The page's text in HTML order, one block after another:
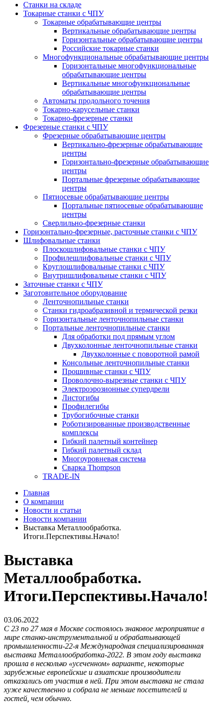
Станки на складе
Токарные станки с ЧПУ
Токарные обрабатывающие центры
Вертикальные обрабатывающие центры
Горизонтальные обрабатывающие центры
Российские токарные станки
Многофункциональные обрабатывающие центры
Горизонтальные многофункциональные
обрабатывающие центры
Вертикальные многофункциональные
обрабатывающие центры
Автоматы продольного точения
Токарно-карусельные станки
Токарно-фрезерные станки
Фрезерные станки с ЧПУ
Фрезерные обрабатывающие центры
Вертикально-фрезерные обрабатывающие
центры
Горизонтально-фрезерные обрабатывающие
центры
Портальные фрезерные обрабатывающие
центры
Пятиосевые обрабатывающие центры
Портальные пятиосевые обрабатывающие
центры
Сверлильно-фрезерные станки
Горизонтально-фрезерные, расточные станки с ЧПУ
Шлифовальные станки
Плоскошлифовальные станки с ЧПУ
Профилешлифовальные станки с ЧПУ
Круглошлифовальные станки с ЧПУ
Внутришлифовальные станки с ЧПУ
Заточные станки с ЧПУ
Заготовительное оборудование
Ленточнопильные станки
Станки гидроабразивной и термической резки
Горизонтальные ленточнопильные станки
Портальные ленточнопильные станки
Для обработки под прямым углом
Двухколонные ленточнопильные станки
Двухколонные с поворотной рамой
Консольные ленточнопильные станки
Прошивные станки с ЧПУ
Проволочно-вырезные станки с ЧПУ
Электроэрозионные супердрели
Листогибы
Профилегибы
Трубогибочные станки
Роботизированные производственные
комплексы
Гибкий палетный контейнер
Гибкий палетный склад
Многоуровневая система
Сварка Thompson
TRADE-IN
Главная
О компании
Новости и статьи
Новости компании
Выставка Металлообработка.
Итоги.Перспективы.Начало!
Выставка
Металлообработка.
Итоги.Перспективы.Начало!
03.06.2022
C 23 по 27 мая в Москве состоялось знаковое мероприятие в
мире станко-инструментальной и обрабатывающей
промышленности-22-я Международная специализированная
выставка Металлообработка-2022. В этом году выставка
прошла в несколько «усеченном» варианте, некоторые
зарубежные европейские и азиатские производители
отказались от участия в ней. При этом выставка не стала
хуже качественно и собрала не меньше посетителей и
гостей, чем обычно.